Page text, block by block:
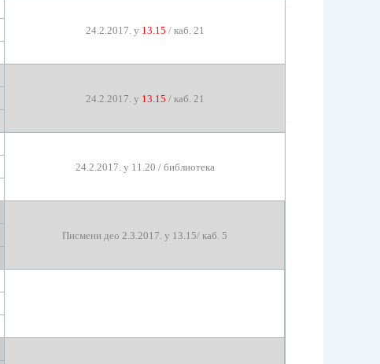
24.2.2017. у 13.15 / каб. 21
24.2.2017. у 13.15 / каб. 21
24.2.2017. у 1 1 20 / библиотека
Писмени део 2 3 .2017. у 1 3 15/ каб. 5